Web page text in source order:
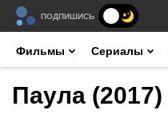
ПОДПИШИСЬ
Фильмы Сериалы
Паула